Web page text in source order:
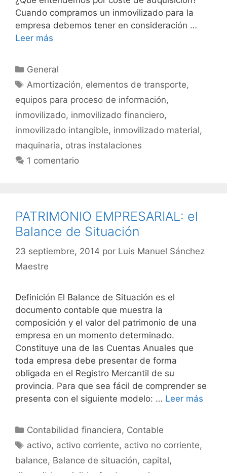
Cuando compramos un inmovilizado para la
empresa debemos tener en consideración …
Leer más
Categorías
General
Etiquetas
Amortización, elementos de transporte,
equipos para proceso de información,
inmovilizado, inmovilizado financiero,
inmovilizado intangible, inmovilizado material,
maquinaria, otras instalaciones
1 comentario
PATRIMONIO EMPRESARIAL: el
Balance de Situación
23 septiembre, 2014 por Luis Manuel Sánchez
Maestre
Definición El Balance de Situación es el
documento contable que muestra la
composición y el valor del patrimonio de una
empresa en un momento determinado.
Constituye una de las Cuentas Anuales que
toda empresa debe presentar de forma
obligada en el Registro Mercantil de su
provincia. Para que sea fácil de comprender se
presenta con el siguiente modelo: … Leer más
Categorías
Contabilidad financiera, Contable
Etiquetas
activo, activo corriente, activo no corriente,
balance, Balance de situación, capital,